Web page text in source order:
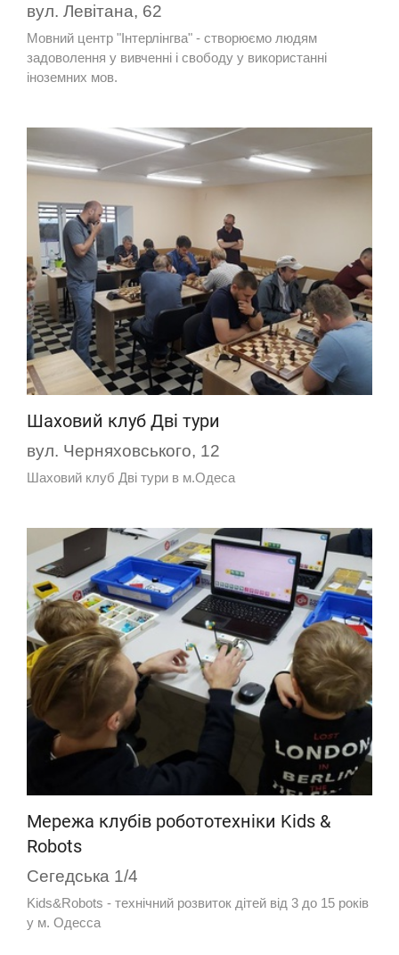
вул. Левітана, 62
Мовний центр "Інтерлінгва" - створюємо людям
задоволення у вивченні і свободу у використанні
іноземних мов.
Шаховий клуб Дві тури
вул. Черняховського, 12
Шаховий клуб Дві тури в м.Одеса
Мережа клубів робототехніки Kids &
Robots
Сегедська 1/4
Kids&Robots - технічний розвиток дітей від 3 до 15 років
у м. Одесса